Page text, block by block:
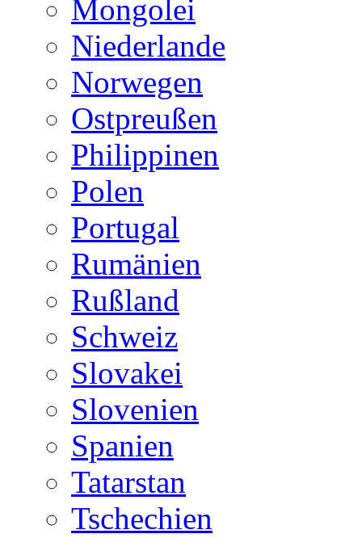
Mongolei
Niederlande
Norwegen
Ostpreußen
Philippinen
Polen
Portugal
Rumänien
Rußland
Schweiz
Slovakei
Slovenien
Spanien
Tatarstan
Tschechien